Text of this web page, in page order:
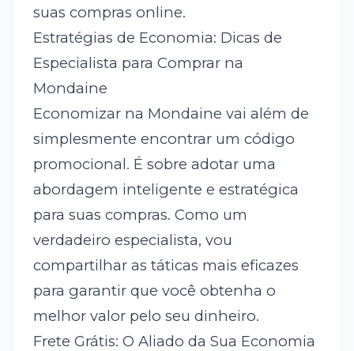
suas compras online.
Estratégias de Economia: Dicas de
Especialista para Comprar na
Mondaine
Economizar na Mondaine vai além de
simplesmente encontrar um código
promocional. É sobre adotar uma
abordagem inteligente e estratégica
para suas compras. Como um
verdadeiro especialista, vou
compartilhar as táticas mais eficazes
para garantir que você obtenha o
melhor valor pelo seu dinheiro.
Frete Grátis: O Aliado da Sua Economia